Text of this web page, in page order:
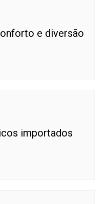
e diversão
importados